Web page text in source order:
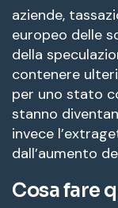
aziende,
europeo delle
della
contenere
per uno stato
stanno
invece
dall’aumento
Cosa fare